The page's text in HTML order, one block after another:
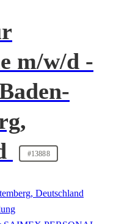
m/w/d -
#13888
Deutschland